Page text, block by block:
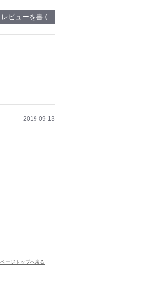
レビューを書く
2019-09-13
ページトップへ戻る